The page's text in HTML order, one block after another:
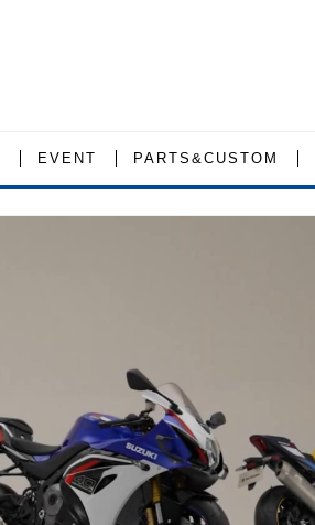
EVENT PARTS&CUSTOM